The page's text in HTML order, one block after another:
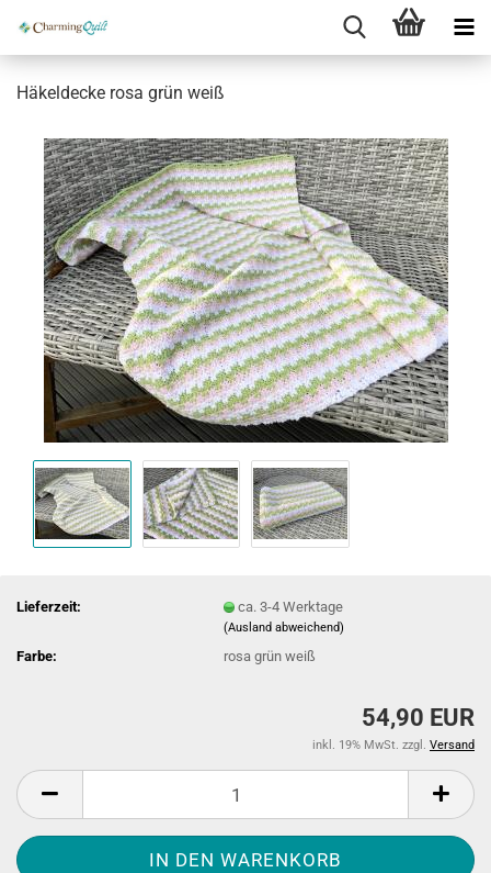
Häkeldecke rosa grün weiß
Lieferzeit: ca. 3-4 Werktage
(Ausland abweichend)
Farbe: rosa grün weiß
54,90 EUR
inkl. 19% MwSt. zzgl. Versand